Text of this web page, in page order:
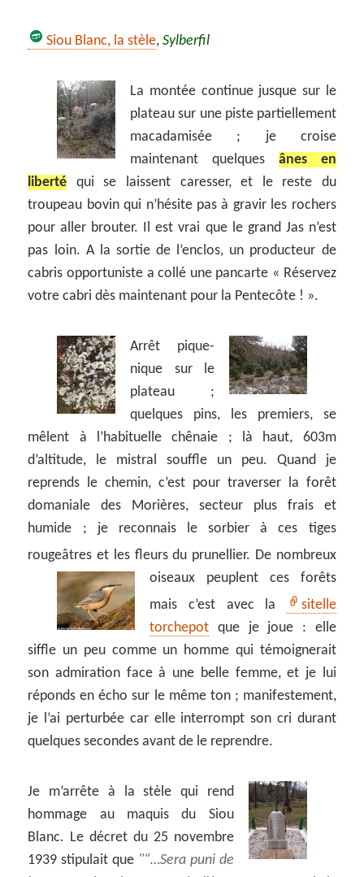
Siou Blanc, la stèle,Sylberfil
La montée continue jusque sur le
plateau sur une piste partiellement
macadamisée ; je croise
maintenant quelques ânes en
liberté qui se laissent caresser, et le reste du
troupeau bovin qui n’hésite pas à gravir les rochers
pour aller brouter. Il est vrai que le grand Jas n’est
pas loin. A la sortie de l’enclos, un producteur de
cabris opportuniste a collé une pancarte « Réservez
votre cabri dès maintenant pour la Pentecôte ! ».
Arrêt pique-
nique sur le
plateau ;
quelques pins, les premiers, se
mêlent à l’habituelle chênaie ; là haut, 603m
d’altitude, le mistral souffle un peu. Quand je
reprends le chemin, c’est pour traverser la forêt
domaniale des Morières, secteur plus frais et
humide ; je reconnais le sorbier à ces tiges
rougeâtres et les fleurs du prunellier. De nombreux
oiseaux peuplent ces forêts
mais c’est avec la
sitelle
torchepot que je joue : elle
siffle un peu comme un homme qui témoignerait
son admiration face à une belle femme, et je lui
réponds en écho sur le même ton ; manifestement,
je l’ai perturbée car elle interrompt son cri durant
quelques secondes avant de le reprendre.
Je m’arrête à la stèle qui rend
hommage au maquis du Siou
Blanc. Le décret du 25 novembre
1939 stipulait que
“…Sera puni de